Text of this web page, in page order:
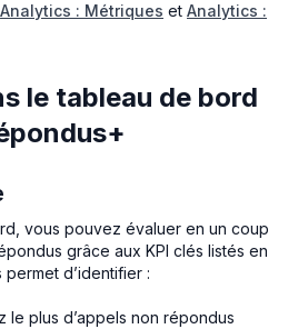
Analytics : Métriques et Analytics :
le tableau de bord
vous pouvez évaluer en un coup
grâce aux KPI clés listés en
d’identifier :
le plus d’appels non répondus